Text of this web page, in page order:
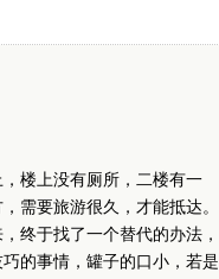
楼上没有厕所，二楼有一
需要旅游很久，才能抵达。
终于找了一个替代的办法，
的事情，罐子的口小，若是